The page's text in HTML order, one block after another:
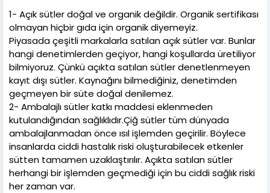
1- Açık sütler doğal ve organik değildir. Organik sertifikası
olmayan hiçbir gıda için organik diyemeyiz.
Piyasada çeşitli markalarla satılan açık sütler var. Bunlar
hangi denetimlerden geçiyor, hangi koşullarda üretiliyor
bilmiyoruz. Çünkü açıkta satılan sütler denetlenmeyen
kayıt dışı sütler. Kaynağını bilmediğiniz, denetimden
geçmeyen bir süte doğal denilemez.
2- Ambalajlı sütler katkı maddesi eklenmeden
kutulandığından sağlıklıdır.Çiğ sütler tüm dünyada
ambalajlanmadan önce ısıl işlemden geçirilir. Böylece
insanlarda ciddi hastalık riski oluşturabilecek etkenler
sütten tamamen uzaklaştırılır. Açıkta satılan sütler
herhangi bir işlemden geçmediği için bu ciddi sağlık riski
her zaman var.